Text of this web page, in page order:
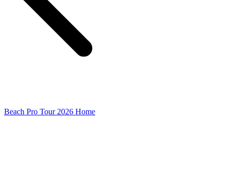
Beach Pro Tour 2026 Home